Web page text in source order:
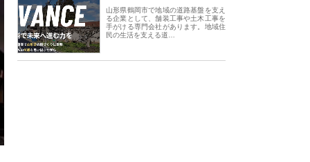
山形県鶴岡市で地域の道路基盤を支え
る企業として、舗装工事や土木工事を
手がける専門会社があります。地域住
民の生活を支える道…